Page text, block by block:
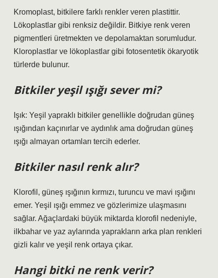
Kromoplast, bitkilere farklı renkler veren plastittir.
Lökoplastlar gibi renksiz değildir. Bitkiye renk veren
pigmentleri üretmekten ve depolamaktan sorumludur.
Kloroplastlar ve lökoplastlar gibi fotosentetik ökaryotik
türlerde bulunur.
Bitkiler yeşil ışığı sever mi?
Işık: Yeşil yapraklı bitkiler genellikle doğrudan güneş
ışığından kaçınırlar ve aydınlık ama doğrudan güneş
ışığı almayan ortamları tercih ederler.
Bitkiler nasıl renk alır?
Klorofil, güneş ışığının kırmızı, turuncu ve mavi ışığını
emer. Yeşil ışığı emmez ve gözlerimize ulaşmasını
sağlar. Ağaçlardaki büyük miktarda klorofil nedeniyle,
ilkbahar ve yaz aylarında yaprakların arka plan renkleri
gizli kalır ve yeşil renk ortaya çıkar.
Hangi bitki ne renk verir?